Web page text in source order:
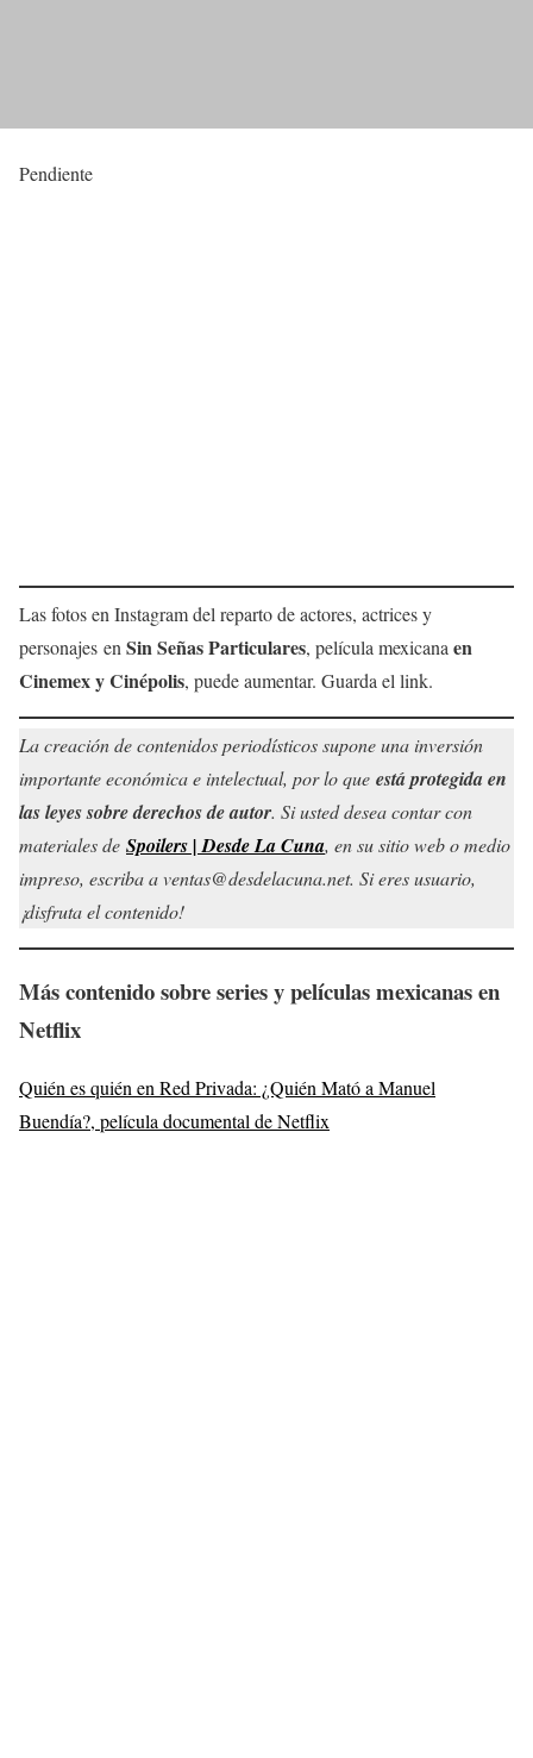
Pendiente
Las fotos en Instagram del reparto de actores, actrices y
personajes en Sin Señas Particulares, película mexicana en
Cinemex y Cinépolis, puede aumentar. Guarda el link.
La creación de contenidos periodísticos supone una inversión
importante económica e intelectual, por lo que está protegida en
las leyes sobre derechos de autor. Si usted desea contar con
materiales de Spoilers | Desde La Cuna, en su sitio web o medio
impreso, escriba a ventas@desdelacuna.net. Si eres usuario,
¡disfruta el contenido!
Máscontenido sobre series y películas mexicanas en
Netflix
Quién es quién en Red Privada: ¿Quién Mató a Manuel
Buendía?, película documental de Netflix